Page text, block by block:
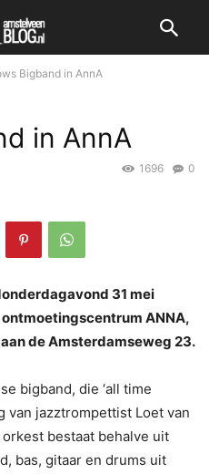
Bigband in AnnA
in AnnA
0
1696
31 mei
ANNA,
de Amsterdamseweg 23.
bigband, die ‘all time
van jazztrompettist Loet van
bestaat behalve uit
bas, gitaar en drums uit